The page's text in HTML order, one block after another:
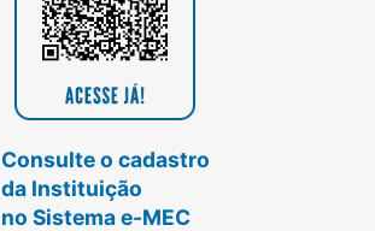
Consulte o cadastro
da Instituição
no Sistema e-MEC